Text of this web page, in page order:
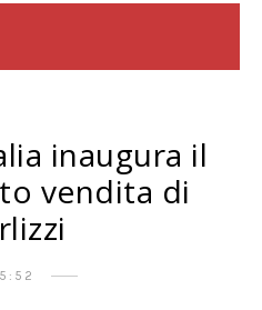
inaugura il
vendita di